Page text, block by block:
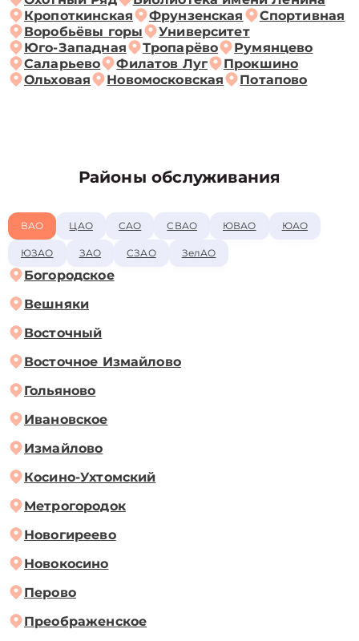
Кропоткинская
Фрунзенская
Спортивная
Воробьёвы горы
Университет
Юго-Западная
Тропарёво
Румянцево
Саларьево
Филатов Луг
Прокшино
Ольховая
Новомосковская Потапово
Районы обслуживания
ВАО ЦАО САО СВАО ЮВАО ЮАО
ЮЗАО ЗАО СЗАО ЗелАО
Богородское
Вешняки
Восточный
Восточное Измайлово
Гольяново
Ивановское
Измайлово
Косино-Ухтомский
Метрогородок
Новогиреево
Новокосино
Перово
Преображенское